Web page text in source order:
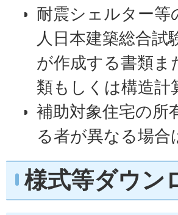
耐震シェルター等
人日本建築総合試
が作成する書類ま
類もしくは構造計
補助対象住宅の所
る者が異なる場合
様式等ダウン